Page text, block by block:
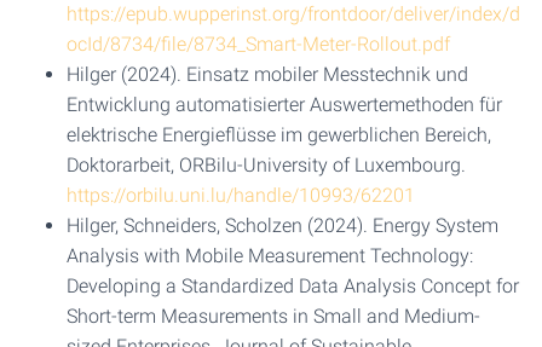
https://epub.wupperinst.org/frontdoor/deliver/index/d
ocId/8734/file/8734_Smart-Meter-Rollout.pdf
Hilger (2024). Einsatz mobiler Messtechnik und
Entwicklung automatisierter Auswertemethoden für
elektrische Energieflüsse im gewerblichen Bereich,
Doktorarbeit, ORBilu-University of Luxembourg.
https://orbilu.uni.lu/handle/10993/62201
Hilger, Schneiders, Scholzen (2024). Energy System
Analysis with Mobile Measurement Technology:
Developing a Standardized Data Analysis Concept for
Short-term Measurements in Small and Medium-